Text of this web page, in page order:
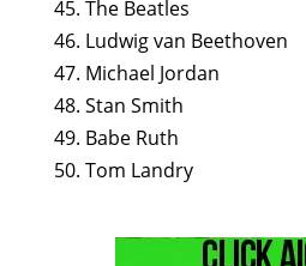
45. The Beatles
46. Ludwig van Beethoven
47. Michael Jordan
48. Stan Smith
49. Babe Ruth
50. Tom Landry